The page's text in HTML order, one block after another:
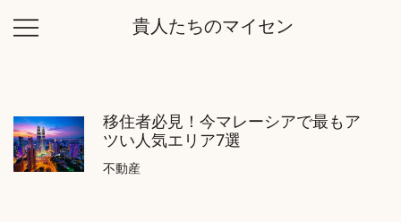
貴人たちのマイセン
移住者必見！今マレーシアで最もア
ツい人気エリア7選
不動産